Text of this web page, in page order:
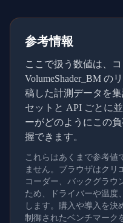
参考情報
ここで扱う数値は、
VolumeShader_BM の
稿した計測データを
セットと API ごとに
ーがどのようにこの
握できます。
これらはあくまで参考値
ません。ブラウザはクリ
コーダー、バックグラウ
ため、ドライバーや温度
します。購入や導入を
制御されたベンチマーク